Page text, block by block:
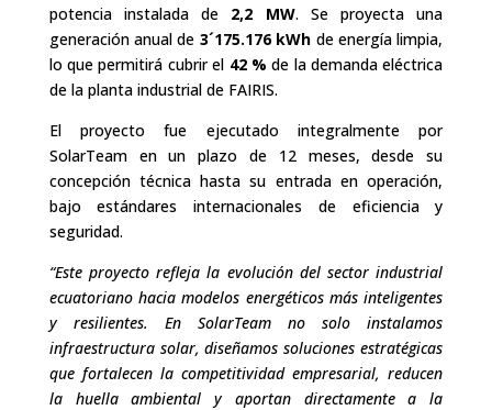
potencia instalada de 2,2 MW. Se proyecta una
generación anual de 3´175.176 kWh de energía limpia,
lo que permitirá cubrir el 42 % de la demanda eléctrica
de la planta industrial de FAIRIS.
El proyecto fue ejecutado integralmente por
SolarTeam en un plazo de 12 meses, desde su
concepción técnica hasta su entrada en operación,
bajo estándares internacionales de eficiencia y
seguridad.
“Este proyecto refleja la evolución del sector industrial
ecuatoriano hacia modelos energéticos más inteligentes
y resilientes. En SolarTeam no solo instalamos
infraestructura solar, diseñamos soluciones estratégicas
que fortalecen la competitividad empresarial, reducen
la huella ambiental y aportan directamente a la